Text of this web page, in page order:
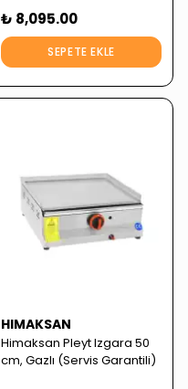
₺ 8,095.00
SEPETE EKLE
HIMAKSAN
Himaksan Pleyt Izgara 50
cm, Gazlı (Servis Garantili)